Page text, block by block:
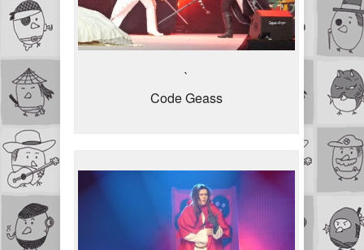
`
Code Geass